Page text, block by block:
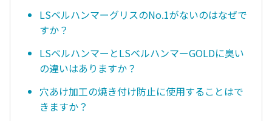
LSベルハンマーグリスのNo.1がないのはなぜで
すか？
LSベルハンマーとLSベルハンマーGOLDに臭い
の違いはありますか？
穴あけ加工の焼き付け防止に使用することはで
きますか？